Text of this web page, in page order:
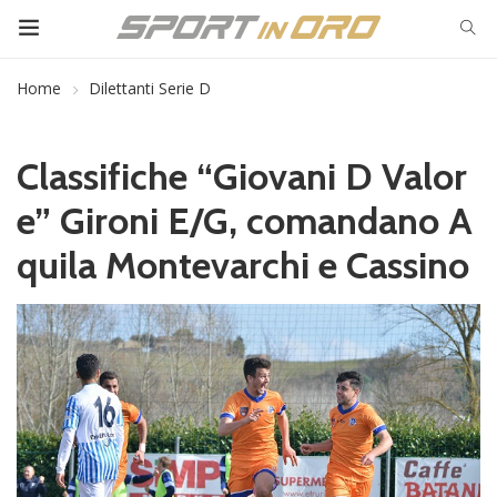
Home Dilettanti Serie D
Classifiche “Giovani D Valor
e” Gironi E/G, comandano A
quila Montevarchi e Cassino